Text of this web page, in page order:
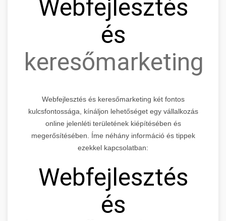
Webfejlesztés
és
keresőmarketing
Webfejlesztés és keresőmarketing két fontos
kulcsfontossága, kínáljon lehetőséget egy vállalkozás
online jelenléti területének kiépítésében és
megerősítésében. Íme néhány információ és tippek
ezekkel kapcsolatban:
Webfejlesztés
és